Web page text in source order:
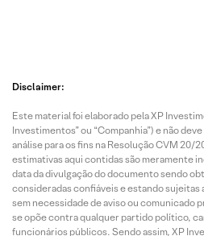
Disclaimer:
Este material foi elaborado pela XP
Investimentos” ou “Companhia”) e não
análise para os fins na Resolução CVM 20/
estimativas aqui contidas são meramente
data da divulgação do documento sendo
consideradas confiáveis e estando sujeitas
sem necessidade de aviso ou comunicado
se opõe contra qualquer partido político,
funcionários públicos. Sendo assim, XP